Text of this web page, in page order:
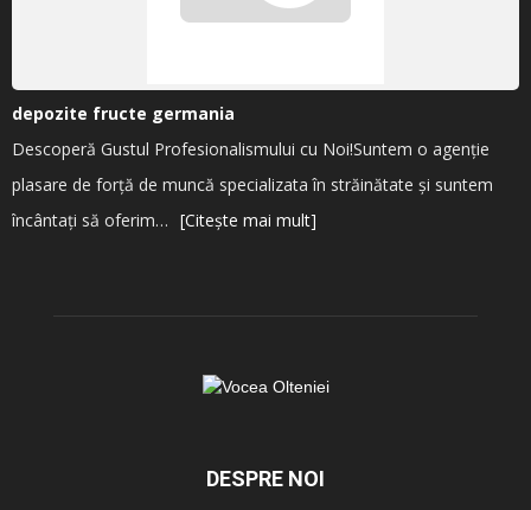
depozite fructe germania
Descoperă Gustul Profesionalismului cu Noi!Suntem o agenție
plasare de forță de muncă specializata în străinătate și suntem
încântați să oferim… [Citește mai mult]
DESPRE NOI